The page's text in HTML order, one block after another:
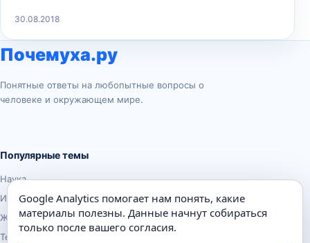
30.08.2018
Почемуха.ру
Понятные ответы на любопытные вопросы о
человеке и окружающем мире.
Популярные темы
Наука
История
Животные
Техника
Google Analytics помогает нам понять, какие
материалы полезны. Данные начнут собираться
только после вашего согласия.